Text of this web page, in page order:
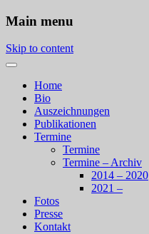
Main menu
Skip to content
Home
Bio
Auszeichnungen
Publikationen
Termine
Termine
Termine – Archiv
2014 – 2020
2021 –
Fotos
Presse
Kontakt